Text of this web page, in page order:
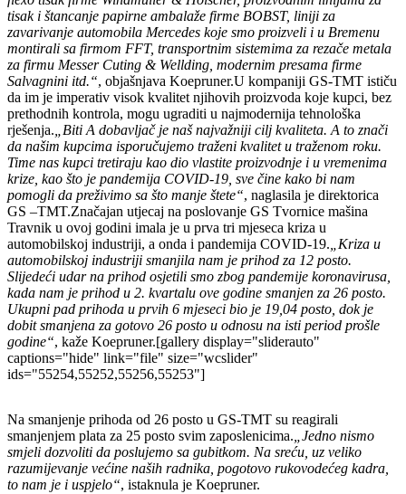
tisak i štancanje papirne ambalaže firme BOBST, liniji za
zavarivanje automobila Mercedes koje smo proizveli i u Bremenu
montirali sa firmom FFT, transportnim sistemima za rezače metala
za firmu Messer Cuting & Wellding, modernim presama firme
Salvagnini itd.“, objašnjava Koepruner.U kompaniji GS-TMT ističu
da im je imperativ visok kvalitet njihovih proizvoda koje kupci, bez
prethodnih kontrola, mogu ugraditi u najmodernija tehnološka
rješenja.„Biti A dobavljač je naš najvažniji cilj kvaliteta. A to znači
da našim kupcima isporučujemo traženi kvalitet u traženom roku.
Time nas kupci tretiraju kao dio vlastite proizvodnje i u vremenima
krize, kao što je pandemija COVID-19, sve čine kako bi nam
pomogli da preživimo sa što manje štete“, naglasila je direktorica
GS –TMT.Značajan utjecaj na poslovanje GS Tvornice mašina
Travnik u ovoj godini imala je u prva tri mjeseca kriza u
automobilskoj industriji, a onda i pandemija COVID-19.„Kriza u
automobilskoj industriji smanjila nam je prihod za 12 posto.
Slijedeći udar na prihod osjetili smo zbog pandemije koronavirusa,
kada nam je prihod u 2. kvartalu ove godine smanjen za 26 posto.
Ukupni pad prihoda u prvih 6 mjeseci bio je 19,04 posto, dok je
dobit smanjena za gotovo 26 posto u odnosu na isti period prošle
godine“, kaže Koepruner.[gallery display="sliderauto"
captions="hide" link="file" size="wcslider"
ids="55254,55252,55256,55253"]
Na smanjenje prihoda od 26 posto u GS-TMT su reagirali
smanjenjem plata za 25 posto svim zaposlenicima.„Jedno nismo
smjeli dozvoliti da poslujemo sa gubitkom. Na sreću, uz veliko
razumijevanje većine naših radnika, pogotovo rukovodećeg kadra,
to nam je i uspjelo“, istaknula je Koepruner.